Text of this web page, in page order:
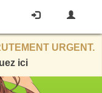
URGENT.
ici